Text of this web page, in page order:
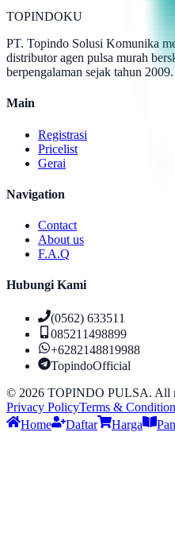
TOPINDOKU
PT. Topindo Solusi Komunika
distributor agen pulsa murah
berpengalaman sejak tahun 2009.
Main
Registrasi
Pricelist
Gerai
Navigation
Contact
About us
F.A.Q
Hubungi Kami
(0562) 633511
085211498899
+6282148819988
TopindoOfficial
© 2026 TOPINDO PULSA. All
Privacy PolicyTerms & Condition
Home
Daftar Harga